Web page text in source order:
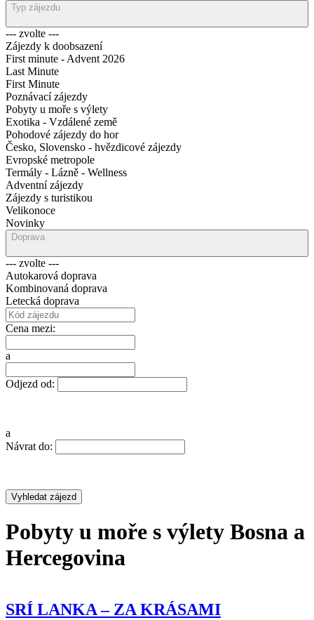
Typ zájezdu
--- zvolte ---
Zájezdy k doobsazení
First minute - Advent 2026
Last Minute
First Minute
Poznávací zájezdy
Pobyty u moře s výlety
Exotika - Vzdálené země
Pohodové zájezdy do hor
Česko, Slovensko - hvězdicové zájezdy
Evropské metropole
Termály - Lázně - Wellness
Adventní zájezdy
Zájezdy s turistikou
Velikonoce
Novinky
Doprava
--- zvolte ---
Autokarová doprava
Kombinovaná doprava
Letecká doprava
Cena mezi:
a
Odjezd od:
a
Návrat do:
Pobyty u moře s výlety Bosna a
Hercegovina
SRÍ LANKA – ZA KRÁSAMI